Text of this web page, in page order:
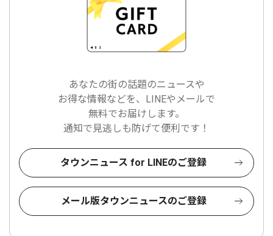
あなたの街の話題のニュースや
お得な情報などを、LINEやメールで
無料でお届けします。
通知で見逃しも防げて便利です！
タウンニュース for LINEのご登録
メール版タウンニュースのご登録